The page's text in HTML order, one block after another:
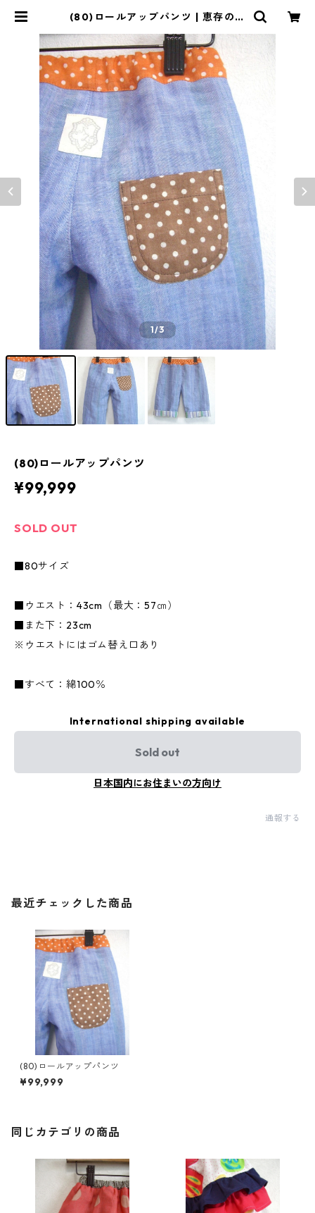
(80)ロールアップパンツ | 恵存のク
1/3
(80)ロールアップパンツ
¥99,999
SOLD OUT
■80サイズ
■ウエスト：43cm（最大：57㎝）
■また下：23cm
※ウエストにはゴム替え口あり
■すべて：綿100％
International shipping available
Sold out
日本国内にお住まいの方向け
通報する
最近チェックした商品
(80)ロールアップパンツ
¥99,999
同じカテゴリの商品